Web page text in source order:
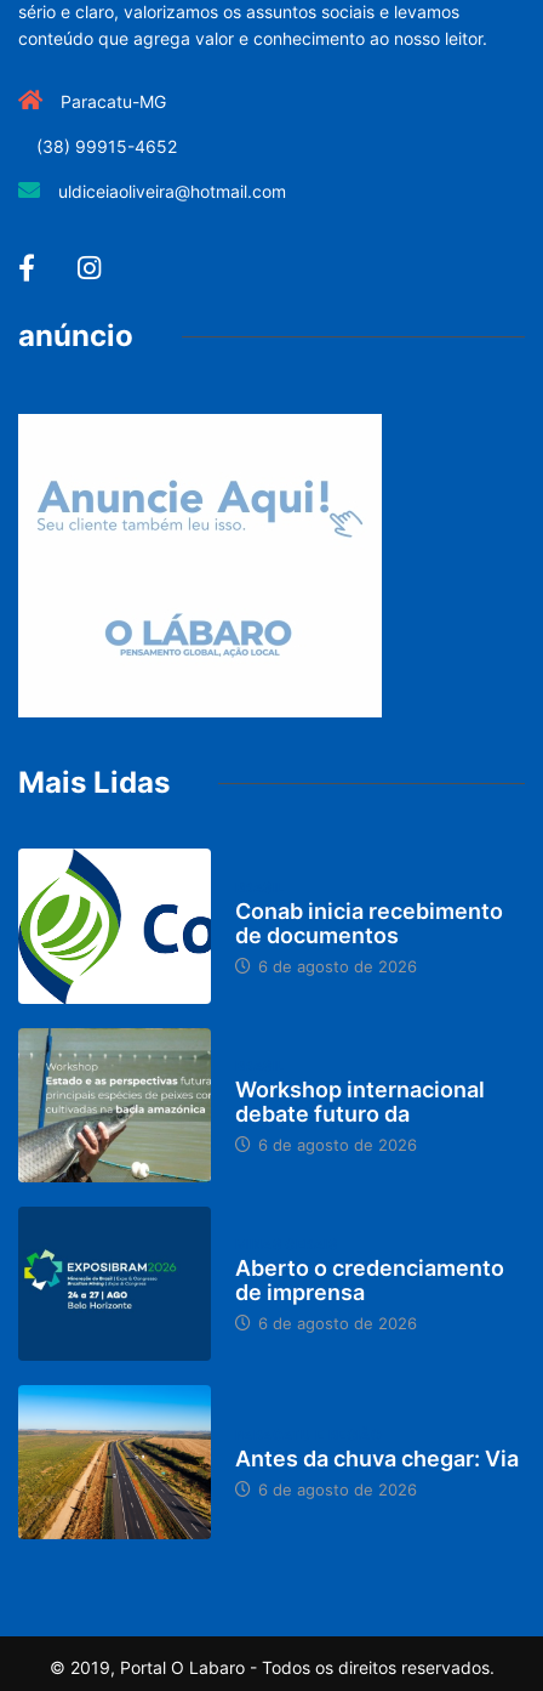
sério e claro, valorizamos os assuntos sociais e levamos
conteúdo que agrega valor e conhecimento ao nosso leitor.
Paracatu-MG
(38) 99915-4652
uldiceiaoliveira@hotmail.com
anúncio
Mais Lidas
Conab inicia recebimento
de documentos
6 de agosto de 2026
Workshop internacional
debate futuro da
6 de agosto de 2026
Aberto o credenciamento
de imprensa
6 de agosto de 2026
Antes da chuva chegar: Via
6 de agosto de 2026
© 2019, Portal O Labaro - Todos os direitos reservados.